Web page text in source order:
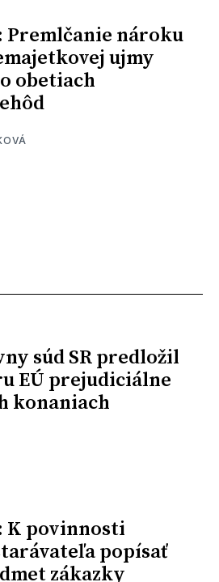
Premlčanie nároku
ujmy
obetiach
súd SR predložil
EÚ prejudiciálne
konaniach
K povinnosti
popísať
zákazky